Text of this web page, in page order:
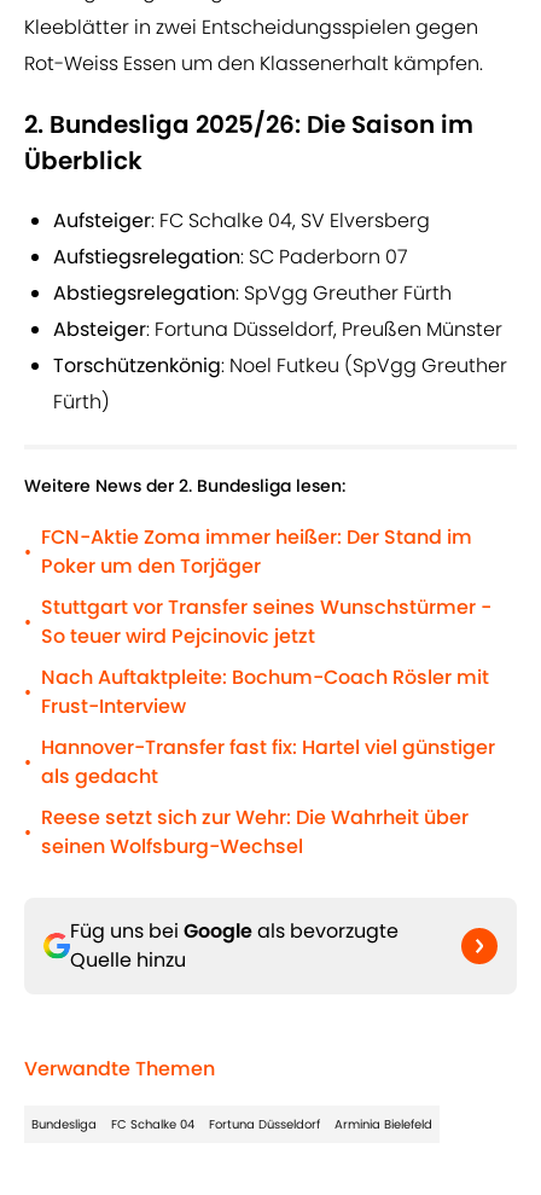
Kleeblätter in zwei Entscheidungsspielen gegen
Rot-Weiss Essen um den Klassenerhalt kämpfen.
2. Bundesliga 2025/26: Die Saison im
Überblick
Aufsteiger: FC Schalke 04, SV Elversberg
Aufstiegsrelegation: SC Paderborn 07
Abstiegsrelegation: SpVgg Greuther Fürth
Absteiger: Fortuna Düsseldorf, Preußen Münster
Torschützenkönig: Noel Futkeu (SpVgg Greuther
Fürth)
Weitere News der 2. Bundesliga lesen:
•
FCN-Aktie Zoma immer heißer: Der Stand im
Poker um den Torjäger
•
Stuttgart vor Transfer seines Wunschstürmer -
So teuer wird Pejcinovic jetzt
•
Nach Auftaktpleite: Bochum-Coach Rösler mit
Frust-Interview
•
Hannover-Transfer fast fix: Hartel viel günstiger
als gedacht
•
Reese setzt sich zur Wehr: Die Wahrheit über
seinen Wolfsburg-Wechsel
Füg uns bei Googleals bevorzugte
Quelle hinzu
Verwandte Themen
Bundesliga FC Schalke 04 Fortuna Düsseldorf Arminia Bielefeld